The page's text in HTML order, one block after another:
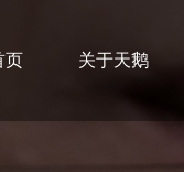
页 关于天鹅